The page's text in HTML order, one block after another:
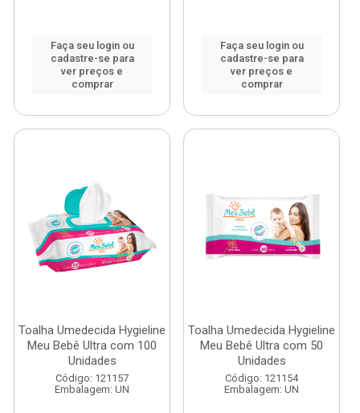
Faça seu login ou
cadastre-se para
ver preços e
comprar
Faça seu login ou
cadastre-se para
ver preços e
comprar
Toalha Umedecida Hygieline
Meu Bebê Ultra com 100
Unidades
Código: 121157
Embalagem: UN
Toalha Umedecida Hygieline
Meu Bebê Ultra com 50
Unidades
Código: 121154
Embalagem: UN